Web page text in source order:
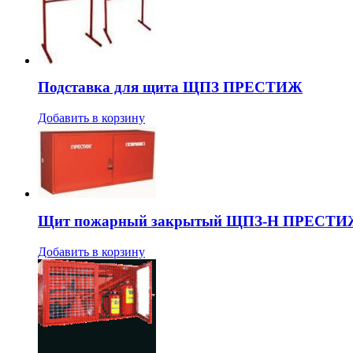
Подставка для щита ЩПЗ ПРЕСТИЖ
Добавить в корзину
Щит пожарный закрытый ЩПЗ-Н
Добавить в корзину